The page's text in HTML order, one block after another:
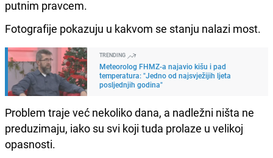
putnim pravcem.
Fotografije pokazuju u kakvom se stanju nalazi most.
TRENDING
Meteorolog FHMZ-a najavio kišu i pad
temperatura: "Jedno od najsvježijih ljeta
posljednjih godina"
Problem traje već nekoliko dana, a nadležni ništa ne
preduzimaju, iako su svi koji tuda prolaze u velikoj
opasnosti.